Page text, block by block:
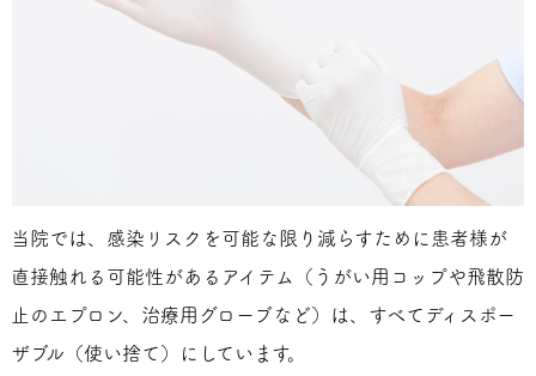
当院では、感染リスクを可能な限り減らすために患者様が
直接触れる可能性があるアイテム（うがい用コップや飛散防
止のエプロン、治療用グローブなど）は、すべてディスポー
ザブル（使い捨て）にしています。